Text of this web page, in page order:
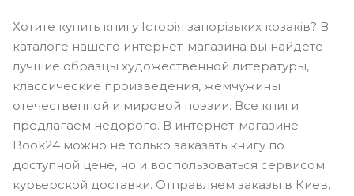
Хотите купить книгу Історія запорізьких козаків? В
каталоге нашего интернет-магазина вы найдете
лучшие образцы художественной литературы,
классические произведения, жемчужины
отечественной и мировой поэзии. Все книги
предлагаем недорого. В интернет-магазине
Book24 можно не только заказать книгу по
доступной цене, но и воспользоваться сервисом
курьерской доставки. Отправляем заказы в Киев,